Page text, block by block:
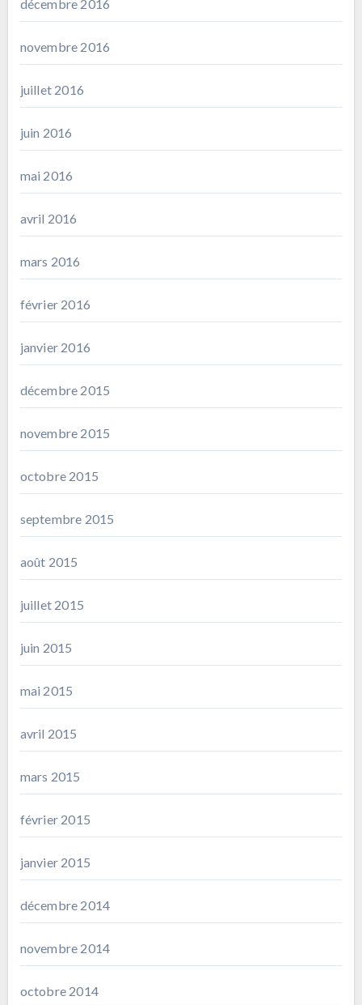
décembre 2016
novembre 2016
juillet 2016
juin 2016
mai 2016
avril 2016
mars 2016
février 2016
janvier 2016
décembre 2015
novembre 2015
octobre 2015
septembre 2015
août 2015
juillet 2015
juin 2015
mai 2015
avril 2015
mars 2015
février 2015
janvier 2015
décembre 2014
novembre 2014
octobre 2014